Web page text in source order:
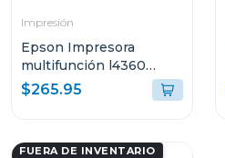
Impresión
Epson Impresora
multifunción l4360
tanque de tinta eco-
tank wi-fi
$265.95
FUERA DE INVENTARIO